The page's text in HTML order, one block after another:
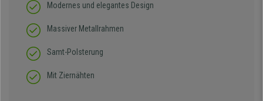
Modernes und elegantes Design
Massiver Metallrahmen
Samt-Polsterung
Mit Ziernähten